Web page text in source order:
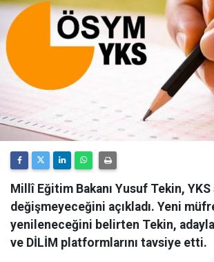
Millî Eğitim Bakanı Yusuf Tekin,
değişmeyeceğini açıkladı. Yeni
yenileneceğini belirten Tekin,
ve DİLİM platformlarını tavsiye etti.